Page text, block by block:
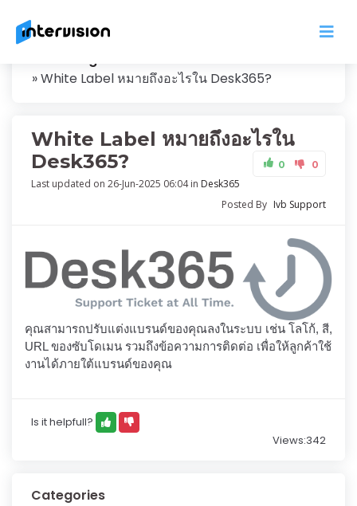
Knowledge
White Label หมายถึงอะไรใน Desk365?
White Label หมายถึงอะไรใน
Desk365?
0 0
Last updated on 26-Jun-2025 06:04 in Desk365
Posted By Ivb Support
คุณสามารถปรับแต่งแบรนด์ของคุณลงในระบบ เช่น โลโก้, สี,
URL ของซับโดเมน รวมถึงข้อความการติดต่อ เพื่อให้ลูกค้าใช้
งานได้ภายใต้แบรนด์ของคุณ
Is it helpfull?
Views:342
Categories